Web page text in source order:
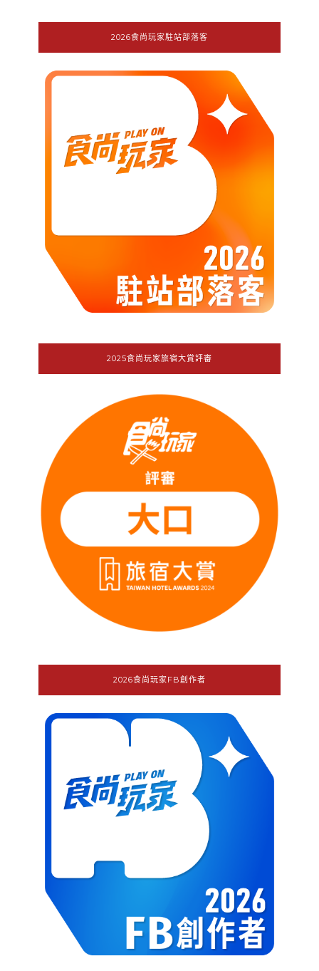
2026食尚玩家駐站部落客
2025食尚玩家旅宿大賞評審
2026食尚玩家FB創作者